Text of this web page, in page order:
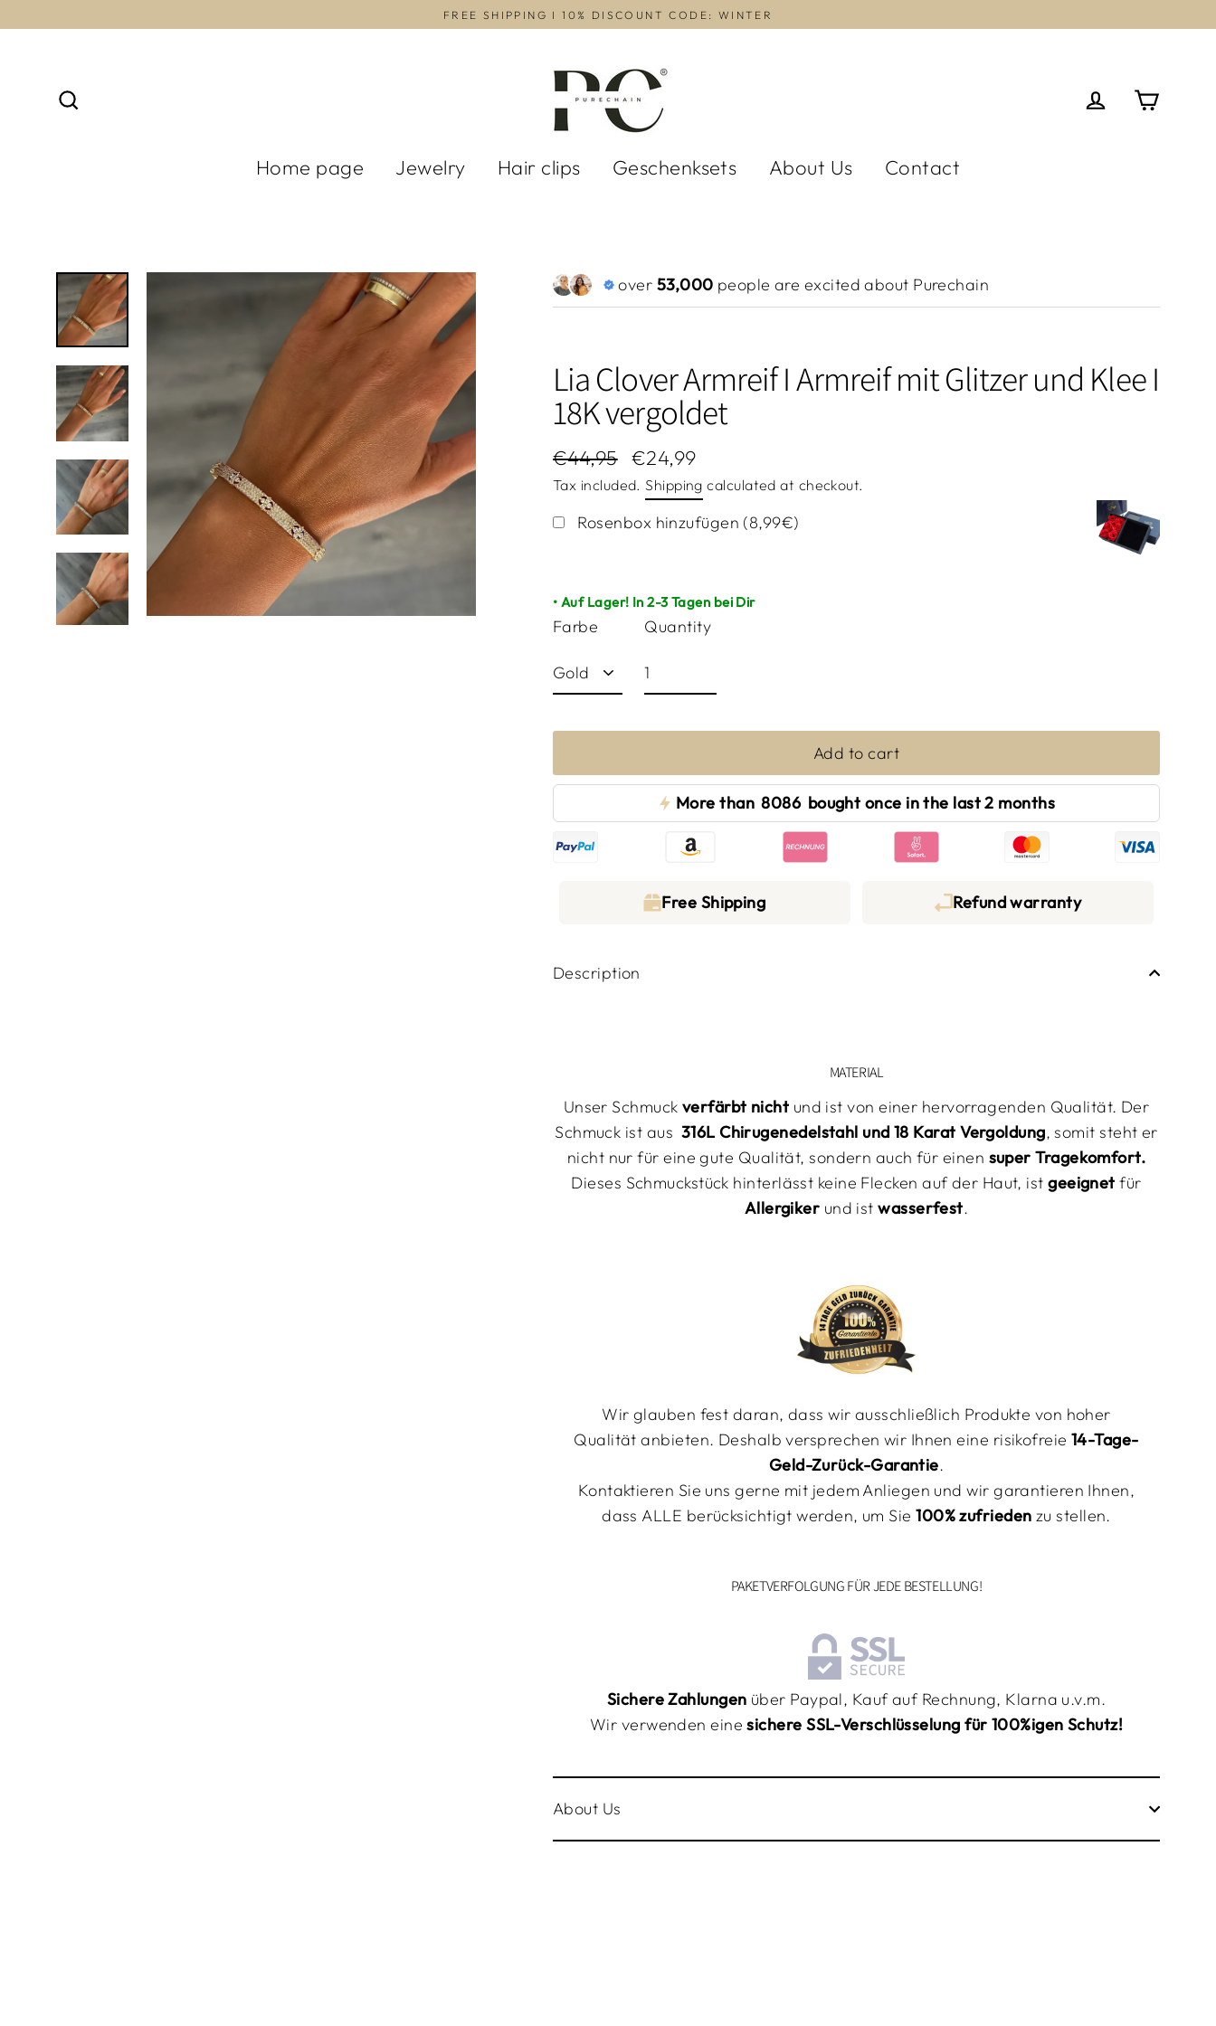
FREE SHIPPING I 10% DISCOUNT CODE: WINTER
Home page
Jewelry Hair clips Geschenksets About Us Contact
over 53,000 people are excited about Purechain
Lia Clover Armreif I Armreif mit Glitzer und Klee I
18K vergoldet
Regular
price
€44,95
Sale
price
€24,99
Tax included. Shipping calculated at checkout.
Rosenbox hinzufügen (8,99€)
• Auf Lager! In 2-3 Tagen bei Dir
Farbe Quantity
Add to cart
More than 8086 bought once in the last 2 months
Free Shipping Refund warranty
Description
MATERIAL
Unser Schmuck verfärbt nicht und ist von einer hervorragenden Qualität. Der
Schmuck ist aus 316L Chirugenedelstahl und 18 Karat Vergoldung, somit steht er
nicht nur für einegute Qualität, sondern auch für einen super Tragekomfort.
Dieses Schmuckstück hinterlässt keine Flecken auf der Haut, istgeeignet für
Allergiker und istwasserfest.
Wir glauben fest daran, dass wir ausschließlich Produkte von hoher
Qualität anbieten. Deshalb versprechen wir Ihnen eine risikofreie 14-Tage-
Geld-Zurück-Garantie.
Kontaktieren Sie uns gerne mit jedem Anliegen und wir garantieren Ihnen,
dass ALLE berücksichtigt werden, um Sie 100% zufrieden zu stellen.
PAKETVERFOLGUNG FÜR JEDE BESTELLUNG!
Sichere Zahlungen über Paypal, Kauf auf Rechnung, Klarna u.v.m.
Wir verwenden eine sichere SSL-Verschlüsselung für 100%igen Schutz!
About Us